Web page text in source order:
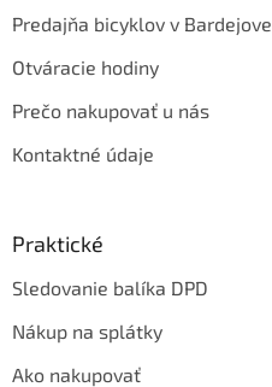
Predajňa bicyklov v Bardejove
Otváracie hodiny
Prečo nakupovať u nás
Kontaktné údaje
Praktické
Sledovanie balíka DPD
Nákup na splátky
Ako nakupovať